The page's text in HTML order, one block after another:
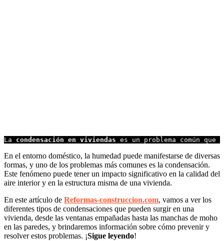
La condensación en viviendas es un problema común
En el entorno doméstico, la humedad puede manifestarse de diversas
formas, y uno de los problemas más comunes es la condensación.
Este fenómeno puede tener un impacto significativo en la calidad del
aire interior y en la estructura misma de una vivienda.
En este artículo de Reformas-construccion.com, vamos a ver los
diferentes tipos de condensaciones que pueden surgir en una
vivienda, desde las ventanas empañadas hasta las manchas de moho
en las paredes, y brindaremos información sobre cómo prevenir y
resolver estos problemas. ¡Sigue leyendo!